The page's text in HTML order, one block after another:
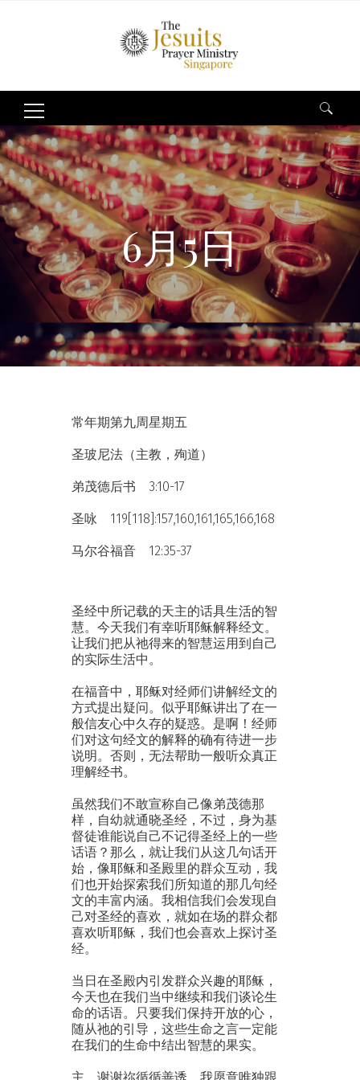
Search
for:
6月5日
常年期第九周星期五
圣玻尼法（主教，殉道）
弟茂德后书 3:10-17
圣咏 119[118]:157,160,161,165,166,168
马尔谷福音 12:35-37
圣经中所记载的天主的话具生活的智
慧。今天我们有幸听耶稣解释经文。
让我们把从祂得来的智慧运用到自己
的实际生活中。
在福音中，耶稣对经师们讲解经文的
方式提出疑问。似乎耶稣讲出了在一
般信友心中久存的疑惑。是啊！经师
们对这句经文的解释的确有待进一步
说明。否则，无法帮助一般听众真正
理解经书。
虽然我们不敢宣称自己像弟茂德那
样，自幼就通晓圣经，不过，身为基
督徒谁能说自己不记得圣经上的一些
话语？那么，就让我们从这几句话开
始，像耶稣和圣殿里的群众互动，我
们也开始探索我们所知道的那几句经
文的丰富内涵。我相信我们会发现自
己对圣经的喜欢，就如在场的群众都
喜欢听耶稣，我们也会喜欢上探讨圣
经。
当日在圣殿内引发群众兴趣的耶稣，
今天也在我们当中继续和我们谈论生
命的话语。只要我们保持开放的心，
随从祂的引导，这些生命之言一定能
在我们的生命中结出智慧的果实。